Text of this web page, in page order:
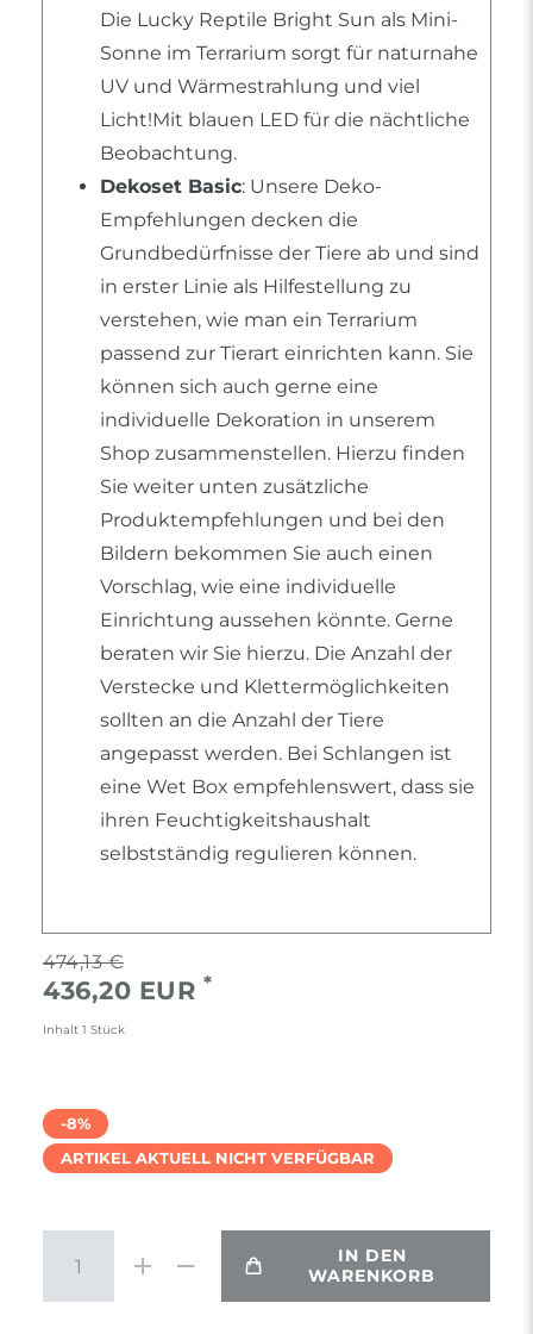
Die Lucky Reptile Bright Sun als Mini-
Sonne im Terrarium sorgt für naturnahe
UV und Wärmestrahlung und viel
Licht!Mit blauen LED für die nächtliche
Beobachtung.
Dekoset Basic: Unsere Deko-
Empfehlungen decken die
Grundbedürfnisse der Tiere ab und sind
in erster Linie als Hilfestellung zu
verstehen, wie man ein Terrarium
passend zur Tierart einrichten kann. Sie
können sich auch gerne eine
individuelle Dekoration in unserem
Shop zusammenstellen. Hierzu finden
Sie weiter unten zusätzliche
Produktempfehlungen und bei den
Bildern bekommen Sie auch einen
Vorschlag, wie eine individuelle
Einrichtung aussehen könnte. Gerne
beraten wir Sie hierzu. Die Anzahl der
Verstecke und Klettermöglichkeiten
sollten an die Anzahl der Tiere
angepasst werden. Bei Schlangen ist
eine Wet Box empfehlenswert, dass sie
ihren Feuchtigkeitshaushalt
selbstständig regulieren können.
474,13 €
436,20 EUR *
Inhalt 1 Stück
-8%
ARTIKEL AKTUELL NICHT VERFÜGBAR
IN DEN
WARENKORB